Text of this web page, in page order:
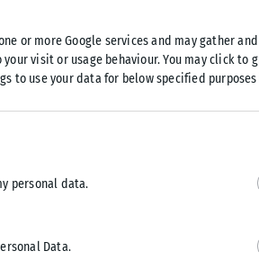
or more Google services and may gather
visit or usage behaviour. You may click to
to use your data for below specified
personal data.
Data.
του στην
«16» του Europa